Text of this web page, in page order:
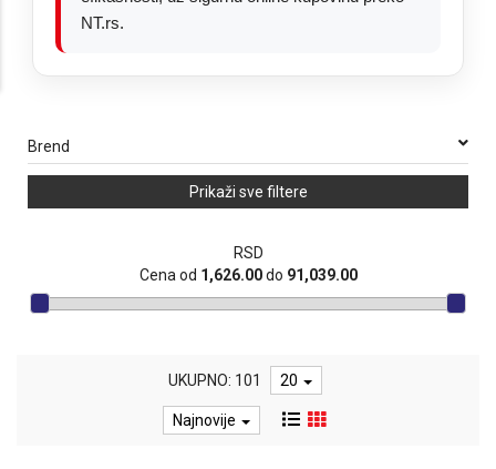
NT.rs.
Brend
Prikaži sve filtere
RSD
Cena od 1,626.00do 91,039.00
UKUPNO: 101 20
Najnovije